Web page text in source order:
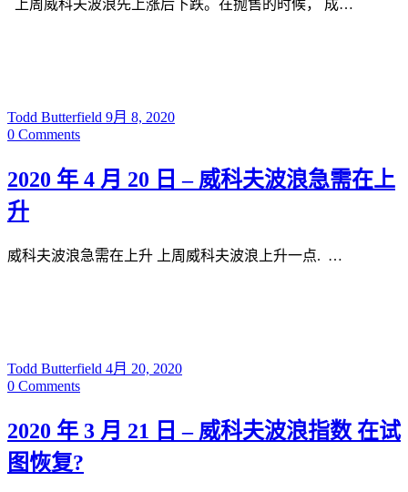
上周威科夫波浪先上涨后下跌。在抛售的时候， 成…
Todd Butterfield 9月 8, 2020
0 Comments
2020 年 4 月 20 日 – 威科夫波浪急需在上
升
威科夫波浪急需在上升 上周威科夫波浪上升一点. …
Todd Butterfield 4月 20, 2020
0 Comments
2020 年 3 月 21 日 – 威科夫波浪指数 在试
图恢复?